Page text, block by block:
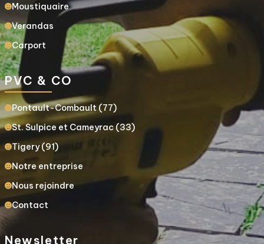
Moustiquaire
Verandas
Carport
PVC & CO
Pontault-Combault (77)
St. Sulpice et Cameyrac (33)
Tigery (91)
Notre entreprise
Nous rejoindre
Contact
Newsletter